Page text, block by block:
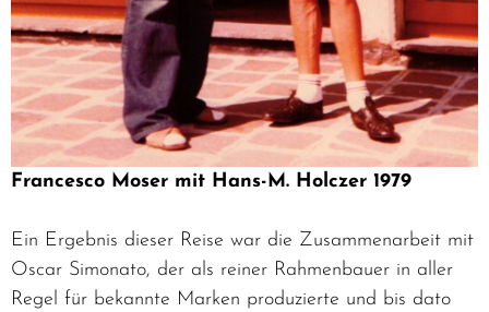
Francesco Moser mit Hans-M. Holczer 1979
Ein Ergebnis dieser Reise war die Zusammenarbeit mit
Oscar Simonato, der als reiner Rahmenbauer in aller
Regel für bekannte Marken produzierte und bis dato